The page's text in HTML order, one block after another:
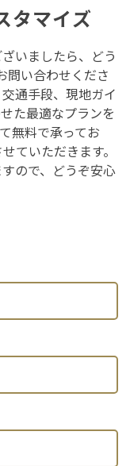
タマイズ
いましたら、どう
問い合わせくださ
通手段、現地ガイ
た最適なプランを
無料で承ってお
ていただきます。
ので、どうぞ安心